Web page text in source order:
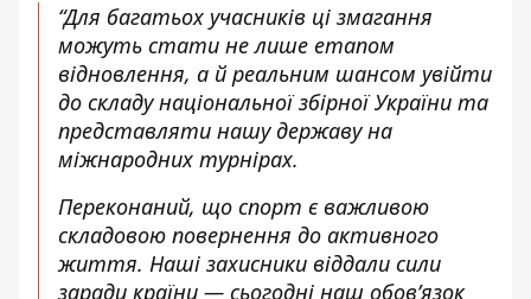
“Для багатьох учасників ці змагання
можуть стати не лише етапом
відновлення, а й реальним шансом увійти
до складу національної збірної України та
представляти нашу державу на
міжнародних турнірах.
Переконаний, що спорт є важливою
складовою повернення до активного
життя. Наші захисники віддали сили
заради країни — сьогодні наш обов’язок